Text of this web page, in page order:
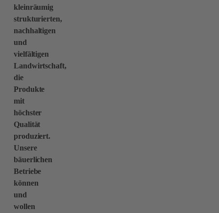
kleinräumig
strukturierten,
nachhaltigen
und
vielfältigen
Landwirtschaft,
die
Produkte
mit
höchster
Qualität
produziert.
Unsere
bäuerlichen
Betriebe
können
und
wollen